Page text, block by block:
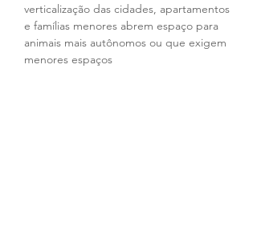
verticalização das cidades, apartamentos
e famílias menores abrem espaço para
animais mais autônomos ou que exigem
menores espaços